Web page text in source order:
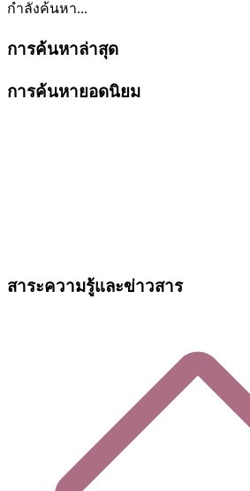
กำลังค้นหา...
การค้นหาล่าสุด
การค้นหายอดนิยม
สาระความรู้และข่าวสาร